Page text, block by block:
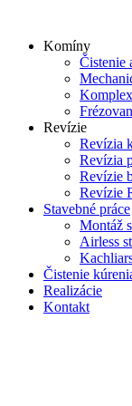
contentKomíny
Čistenie
Revízie
Revízia
Revízia
Revízie
Revízie
Stavebné práce
Montáž
Airless
Čistenie
Realizácie
Kontakt